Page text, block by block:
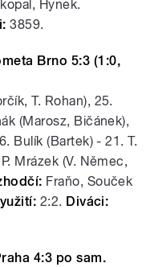
Hynek.
3859.
Brno 5:3 (1:0,
T. Rohan), 25.
(Marosz, Bičánek),
Bulík (Bartek) - 21. T.
Mrázek (V. Němec,
Fraňo, Souček
2:2. Diváci:
4:3 po sam.